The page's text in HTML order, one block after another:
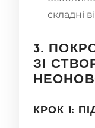
складні
3.
ЗІ
КРОК 1: